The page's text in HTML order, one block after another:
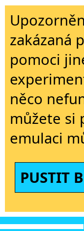
zakázaná
pomoci
něco
můžete si
emulaci
PUSTIT